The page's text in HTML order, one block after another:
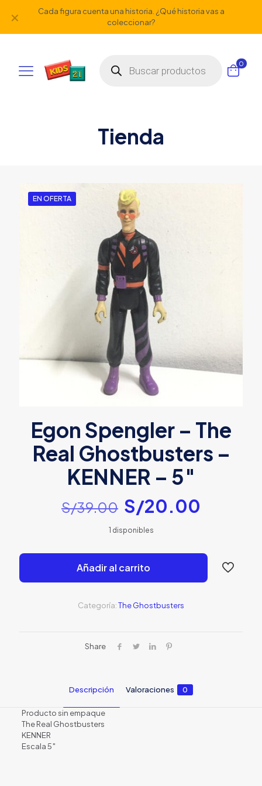
Cada figura cuenta una historia. ¿Qué historia vas a
coleccionar?
✕
productos
0
Tienda
EN OFERTA
Egon Spengler – The
Real Ghostbusters –
KENNER – 5″
S/39.00 El
precio
original
era:
S/39.00.
S/20.00
es:
S/
1 disponibles
Añadir al carrito
Categoría:The Ghostbusters
Share
Descripción Valoraciones 0
Producto sin empaque
The Real Ghostbusters
KENNER
Escala 5″